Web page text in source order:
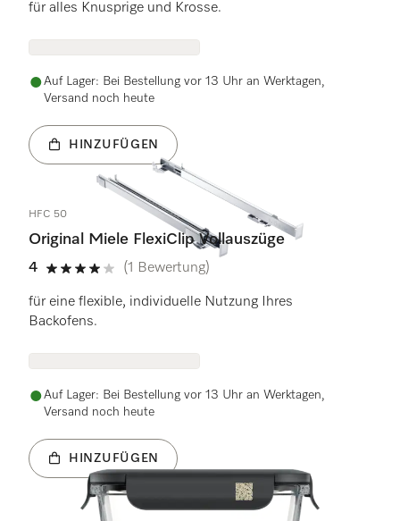
für alles Knusprige und Krosse.
Auf Lager: Bei Bestellung vor 13 Uhr an Werktagen,
Versand noch heute
HINZUFÜGEN
HFC 50
Original Miele FlexiClip Vollauszüge
4
4 Sterne von 5
(1 Bewertung)
für eine flexible, individuelle Nutzung Ihres
Backofens.
Auf Lager: Bei Bestellung vor 13 Uhr an Werktagen,
Versand noch heute
HINZUFÜGEN